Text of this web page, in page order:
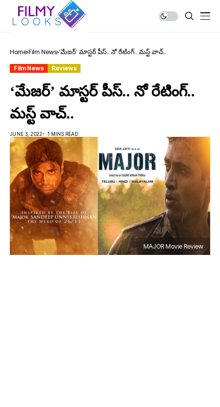
Home Film News ‘మేజర్’ మాస్టర్ పీస్.. నో రేటింగ్.. మస్ట్ వాచ్..
Film News Reviews
‘మేజర్’ మాస్టర్ పీస్.. నో రేటింగ్..
మస్ట్ వాచ్..
JUNE 3, 2022 1 MINS READ
MAJOR Movie Review